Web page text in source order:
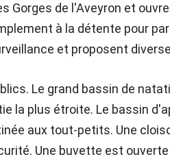
Gorges de l'Aveyron et
à la détente pour
et proposent
Le grand bassin de
la plus étroite. Le bassin
aux tout-petits. Une
Une buvette est ouverte